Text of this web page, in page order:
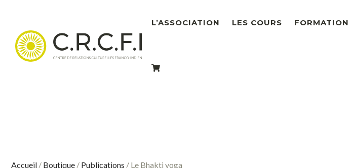
L’ASSOCIATION LES COURS FORMATION
Accueil / Boutique / Publications / Le Bhakti yoga